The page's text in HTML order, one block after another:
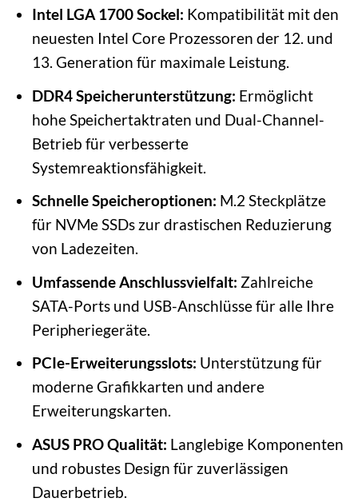
Intel LGA 1700 Sockel: Kompatibilität mit den
neuesten Intel Core Prozessoren der 12. und
13. Generation für maximale Leistung.
DDR4 Speicherunterstützung: Ermöglicht
hohe Speichertaktraten und Dual-Channel-
Betrieb für verbesserte
Systemreaktionsfähigkeit.
Schnelle Speicheroptionen: M.2 Steckplätze
für NVMe SSDs zur drastischen Reduzierung
von Ladezeiten.
Umfassende Anschlussvielfalt: Zahlreiche
SATA-Ports und USB-Anschlüsse für alle Ihre
Peripheriegeräte.
PCIe-Erweiterungsslots: Unterstützung für
moderne Grafikkarten und andere
Erweiterungskarten.
ASUS PRO Qualität: Langlebige Komponenten
und robustes Design für zuverlässigen
Dauerbetrieb.